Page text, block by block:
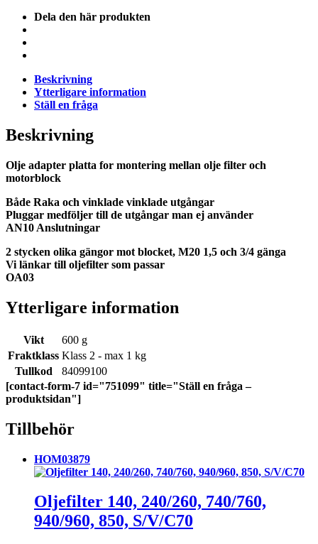
Dela den här produkten
Beskrivning
Ytterligare information
Ställ en fråga
Beskrivning
Olje adapter platta for montering mellan olje filter och
motorblock
Både Raka och vinklade vinklade utgångar
Pluggar medföljer till de utgångar man ej använder
AN10 Anslutningar
2 stycken olika gängor mot blocket, M20 1,5 och 3/4 gänga
Vi länkar till oljefilter som passar
OA03
Ytterligare information
Vikt
600 g
Fraktklass Klass 2 - max 1 kg
Tullkod
84099100
[contact-form-7 id="751099" title="Ställ en fråga –
produktsidan"]
Tillbehör
HOM03879
Oljefilter 140, 240/260, 740/760,
940/960, 850, S/V/C70